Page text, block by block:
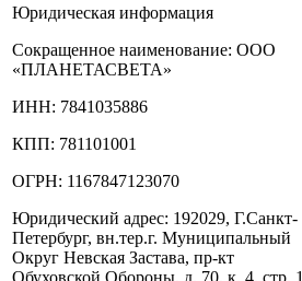
Юридическая информация
Сокращенное наименование: ООО
«ПЛАНЕТАСВЕТА»
ИНН: 7841035886
КПП: 781101001
ОГРН: 1167847123070
Юридический адрес: 192029, Г.Санкт-
Петербург, вн.тер.г. Муниципальный
Округ Невская Застава, пр-кт